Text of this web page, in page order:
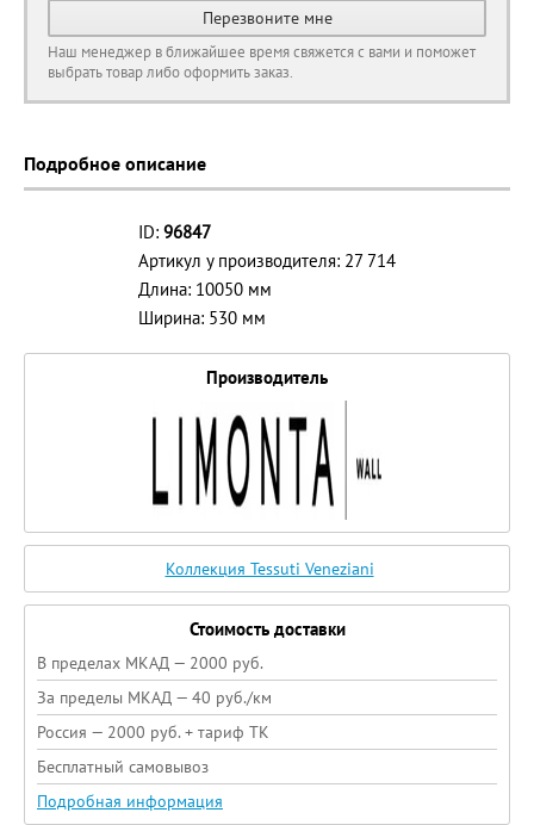
Перезвоните мне
Наш менеджер в ближайшее время свяжется с вами и поможет
выбрать товар либо оформить заказ.
Подробное описание
ID: 96847
Артикул у производителя: 27 714
Длина: 10050 мм
Ширина: 530 мм
Производитель
Коллекция Tessuti Veneziani
Стоимость доставки
В пределах МКАД — 2000 руб.
За пределы МКАД — 40 руб./км
Россия — 2000 руб. + тариф ТК
Бесплатный самовывоз
Подробная информация